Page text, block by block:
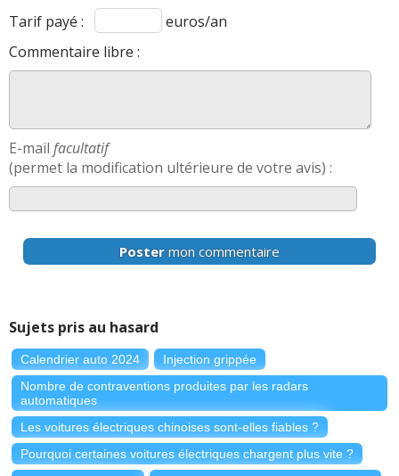
Tarif payé :
euros/an
Commentaire libre :
E-mail facultatif
(permet la modification ultérieure de votre avis) :
Poster mon commentaire
Sujets pris au hasard
Calendrier auto 2024
Injection grippée
Nombre de contraventions produites par les radars
automatiques
Les voitures électriques chinoises sont-elles fiables ?
Pourquoi certaines voitures électriques chargent plus vite ?